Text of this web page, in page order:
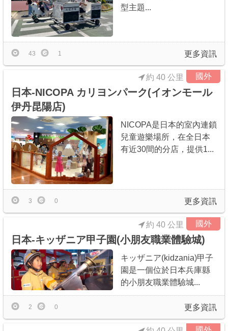
型主題...
更多資訊
43 1
國外
日本-NICOPA カリヨンパーク(イオンモール
伊丹昆陽店)
約 40 公里
NICOPA是日本的室內連鎖
兒童遊樂場所，在全日本
有近30間的分店，提供1...
更多資訊
3 0
國外
日本-キッザニア甲子園(小朋友職業體驗城)
約 40 公里
キッザニア(kidzania)甲子
園是一個位於日本兵庫縣
的小朋友職業體驗城...
更多資訊
2 0